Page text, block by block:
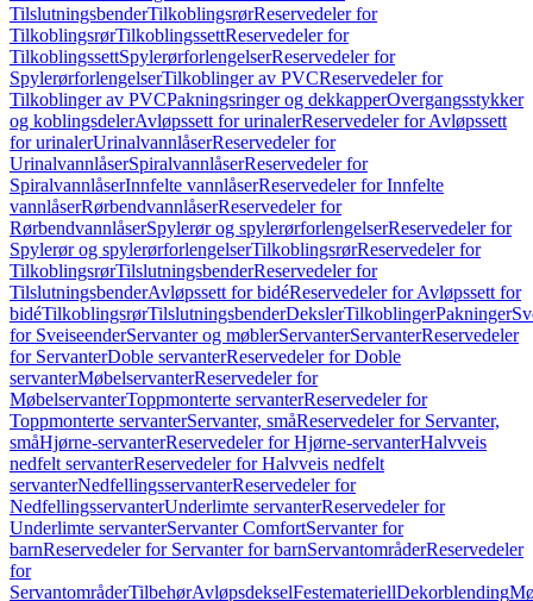
TilslutningsbenderTilkoblingsrørReservedeler for
TilkoblingsrørTilkoblingssettReservedeler for
TilkoblingssettSpylerørforlengelserReservedeler for
SpylerørforlengelserTilkoblinger av PVCReservedeler for
Tilkoblinger av PVCPakningsringer og dekkapperOvergangsstykker
og koblingsdelerAvløpssett for urinalerReservedeler for Avløpssett
for urinalerUrinalvannlåserReservedeler for
UrinalvannlåserSpiralvannlåserReservedeler for
SpiralvannlåserInnfelte vannlåserReservedeler for Innfelte
vannlåserRørbendvannlåserReservedeler for
RørbendvannlåserSpylerør og spylerørforlengelserReservedeler for
Spylerør og spylerørforlengelserTilkoblingsrørReservedeler for
TilkoblingsrørTilslutningsbenderReservedeler for
TilslutningsbenderAvløpssett for bidéReservedeler for Avløpssett for
bidéTilkoblingsrørTilslutningsbenderDekslerTilkoblingerPakninger
for SveiseenderServanter og møblerServanterServanterReservedeler
for ServanterDoble servanterReservedeler for Doble
servanterMøbelservanterReservedeler for
MøbelservanterToppmonterte servanterReservedeler for
Toppmonterte servanterServanter, småReservedeler for Servanter,
småHjørne-servanterReservedeler for Hjørne-servanterHalvveis
nedfelt servanterReservedeler for Halvveis nedfelt
servanterNedfellingsservanterReservedeler for
NedfellingsservanterUnderlimte servanterReservedeler for
Underlimte servanterServanter ComfortServanter for
barnReservedeler for Servanter for barnServantområderReservedeler
for
ServantområderTilbehørAvløpsdekselFestemateriellDekorblending